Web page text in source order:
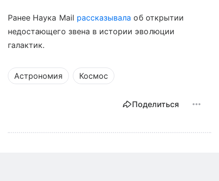
Ранее Наука Mail рассказывала об открытии
недостающего звена в истории эволюции
галактик.
Астрономия Космос
Поделиться